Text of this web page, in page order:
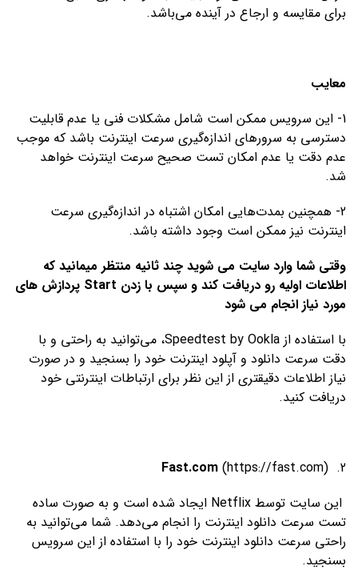
برای مقایسه و ارجاع در آینده می‌باشد.
معایب
1- این سرویس ممکن است شامل مشکلات فنی یا عدم قابلیت
دسترسی به سرورهای اندازه‌گیری سرعت اینترنت باشد که موجب
عدم دقت یا عدم امکان تست صحیح سرعت اینترنت خواهد
شد.
2- همچنین بمدت‌هایی امکان اشتباه در اندازه‌گیری سرعت
اینترنت نیز ممکن است وجود داشته باشد.
وقتی شما وارد سایت می شوید چند ثانیه منتظر میمانید که
اطلاعات اولیه رو دریافت کند و سپس با زدن Start پردازش های
مورد نیاز انجام می شود
با استفاده از Speedtest by Ookla، می‌توانید به راحتی و با
دقت سرعت دانلود و آپلود اینترنت خود را بسنجید و در صورت
نیاز اطلاعات دقیقتری از این نظر برای ارتباطات اینترنتی خود
دریافت کنید.
2.
Fast.com (https://fast.com)
این سایت توسط Netflix ایجاد شده است و به صورت ساده
تست سرعت دانلود اینترنت را انجام می‌دهد. شما می‌توانید به
راحتی سرعت دانلود اینترنت خود را با استفاده از این سرویس
بسنجید.